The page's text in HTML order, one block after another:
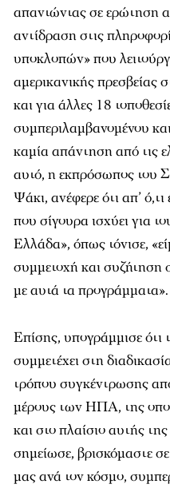
απαντώντας σε ερώτηση
αντίδραση στις
υποκλοπών» που
αμερικανικής
και για άλλες 18
συμπεριλαμβανομένου
καμία απάντηση από τις
αυτό, η εκπρόσωπος του
Ψάκι, ανέφερε ότι απ’ ό,τι
που σίγουρα ισχύει για
Ελλάδα», όπως τόνισε,
συμμετοχή και συζήτηση
με αυτά τα προγράμματα».
Επίσης, υπογράμμισε ότι
συμμετέχει στη
τρόπου συγκέντρωσης
μέρους των ΗΠΑ, της
και στο πλαίσιο αυτής
σημείωσε, βρισκόμαστε
μας ανά τον κόσμο,